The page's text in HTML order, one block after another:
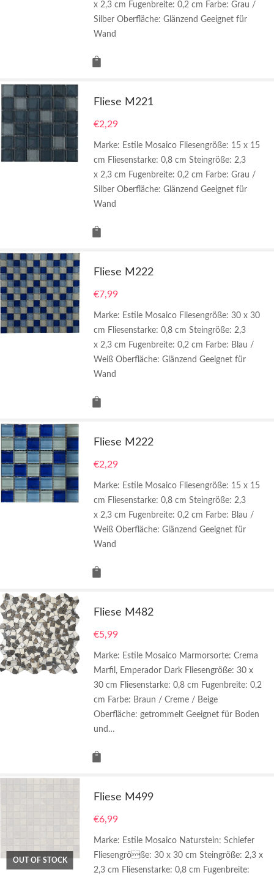
x 2,3 cm Fugenbreite: 0,2 cm Farbe: Grau /
Silber Oberfläche: Glänzend Geeignet für
Wand
Fliese M221
€2,29
Marke: Estile Mosaico Fliesengröße: 15 x 15
cm Fliesenstarke: 0,8 cm Steingröße: 2,3
x 2,3 cm Fugenbreite: 0,2 cm Farbe: Grau /
Silber Oberfläche: Glänzend Geeignet für
Wand
Fliese M222
€7,99
Marke: Estile Mosaico Fliesengröße: 30 x 30
cm Fliesenstarke: 0,8 cm Steingröße: 2,3
x 2,3 cm Fugenbreite: 0,2 cm Farbe: Blau /
Weiß Oberfläche: Glänzend Geeignet für
Wand
Fliese M222
€2,29
Marke: Estile Mosaico Fliesengröße: 15 x 15
cm Fliesenstarke: 0,8 cm Steingröße: 2,3
x 2,3 cm Fugenbreite: 0,2 cm Farbe: Blau /
Weiß Oberfläche: Glänzend Geeignet für
Wand
Fliese M482
€5,99
Marke: Estile Mosaico Marmorsorte: Crema
Marfil, Emperador Dark Fliesengröße: 30 x
30 cm Fliesenstarke: 0,8 cm Fugenbreite: 0,2
cm Farbe: Braun / Creme / Beige
Oberfläche: getrommelt Geeignet für Boden
und…
OUT OF STOCK
Fliese M499
€6,99
Marke: Estile Mosaico Naturstein: Schiefer
Fliesengröße: 30 x 30 cm Steingröße: 2,3 x
2,3 cm Fliesenstarke: 0,8 cm Fugenbreite: